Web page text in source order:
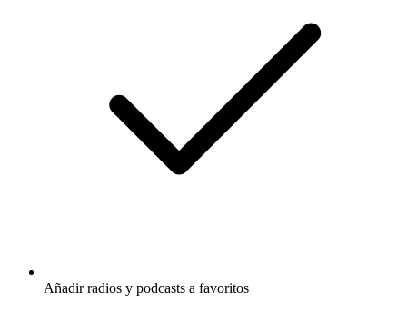
Añadir radios y podcasts a favoritos